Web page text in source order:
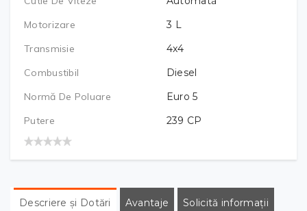
Motorizare
3 L
Transmisie
4x4
Combustibil
Diesel
Normă De Poluare
Euro 5
Putere
239 CP
Descriere și Dotări Avantaje Solicită informații